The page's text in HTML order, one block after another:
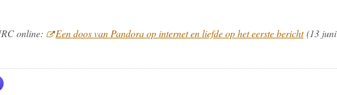
online: Een doos van Pandora op internet en liefde op het eerste bericht(13 juni
via WhatsApp
Delen via Mastodon